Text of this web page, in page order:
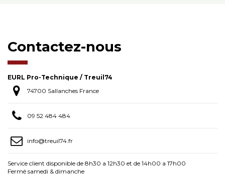
Contactez-nous
EURL Pro-Technique / Treuil74
74700 Sallanches France
09 52 484 484
info@treuil74.fr
Service client disponible de 8h30 a 12h30 et de 14h00 a 17h00
Fermé samedi & dimanche